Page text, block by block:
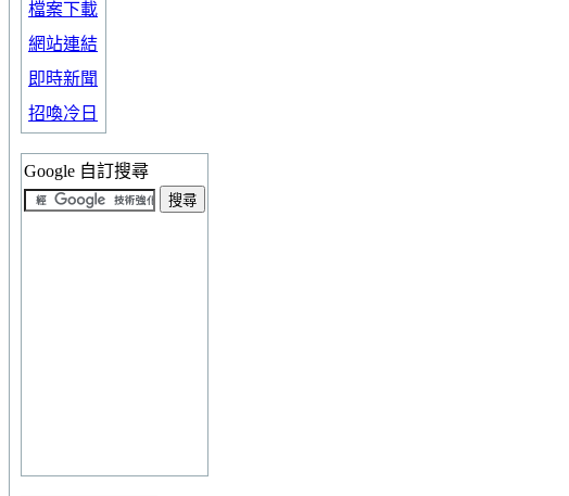
檔案下載
網站連結
即時新聞
招喚冷日
Google 自訂搜尋